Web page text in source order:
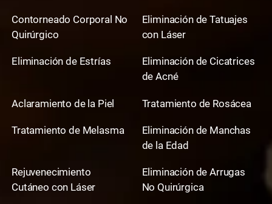
Contorneado Corporal No
Quirúrgico
Eliminación de Tatuajes
con Láser
Eliminación de Estrías
Eliminación de Cicatrices
de Acné
Aclaramiento de la Piel Tratamiento de Rosácea
Tratamiento de Melasma
Eliminación de Manchas
de la Edad
Rejuvenecimiento
Cutáneo con Láser
Eliminación de Arrugas
No Quirúrgica